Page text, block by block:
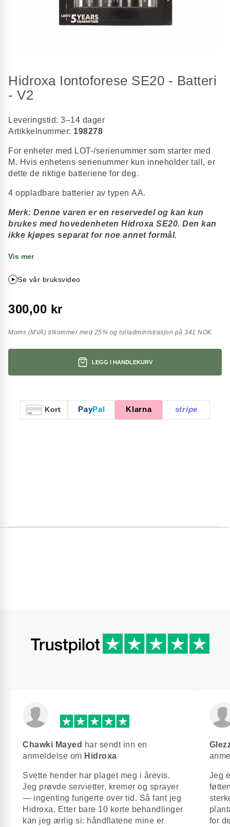
begynnelsen
Hidroxa Iontoforese SE20 - Batteri
- V2
Leveringstid: 3–14 dager
Artikkelnummer: 198278
For enheter med LOT-/serienummer som starter med
M. Hvis enhetens serienummer kun inneholder tall, er
dette de riktige batteriene for deg.
4 oppladbare batterier av typen AA.
Merk: Denne varen er en reservedel og kan kun
brukes med hovedenheten Hidroxa SE20. Den kan
ikke kjøpes separat for noe annet formål.
Vis mer
Se vår bruksvideo
300,00 kr
Moms (MVA) tilkommer med 25% og tolladministrasjon på 341 NOK
LEGG I HANDLEKURV
Kort PayPal Klarna stripe
Chawki Mayed har sendt inn en
anmeldelse om Hidroxa
Svette hender har plaget meg i årevis.
Jeg prøvde servietter, kremer og sprayer
— ingenting fungerte over tid. Så fant jeg
Hidroxa. Etter bare 10 korte behandlinger
kan jeg ærlig si: håndflatene mine er
Jeg
for